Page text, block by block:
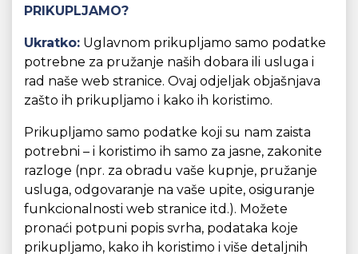
PRIKUPLJAMO?
Ukratko: Uglavnom prikupljamo samo podatke
potrebne za pružanje naših dobara ili usluga i
rad naše web stranice. Ovaj odjeljak objašnjava
zašto ih prikupljamo i kako ih koristimo.
Prikupljamo samo podatke koji su nam zaista
potrebni – i koristimo ih samo za jasne, zakonite
razloge (npr. za obradu vaše kupnje, pružanje
usluga, odgovaranje na vaše upite, osiguranje
funkcionalnosti web stranice itd.). Možete
pronaći potpuni popis svrha, podataka koje
prikupljamo, kako ih koristimo i više detaljnih